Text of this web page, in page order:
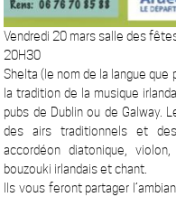
Vendredi 20 mars salle des
20H30
Shelta (le nom de la langue que
la tradition de la musique
pubs de Dublin ou de Galway.
des airs traditionnels et
accordéon diatonique,
bouzouki irlandais et chant.
Ils vous feront partager